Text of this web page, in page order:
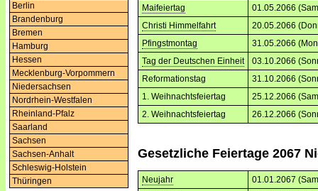
Berlin
Brandenburg
Bremen
Hamburg
Hessen
Mecklenburg-Vorpommern
Niedersachsen
Nordrhein-Westfalen
Rheinland-Pfalz
Saarland
Sachsen
Sachsen-Anhalt
Schleswig-Holstein
Thüringen
Maifeiertag
01.05.2066
Christi Himmelfahrt
20.05.2066
Pfingstmontag
31.05.2066
Tag der Deutschen Einheit
03.10.2066
Reformationstag
31.10.2066
1. Weihnachtsfeiertag
25.12.2066
2. Weihnachtsfeiertag
26.12.2066
Gesetzliche Feiertage 2067
Neujahr
01.01.2067